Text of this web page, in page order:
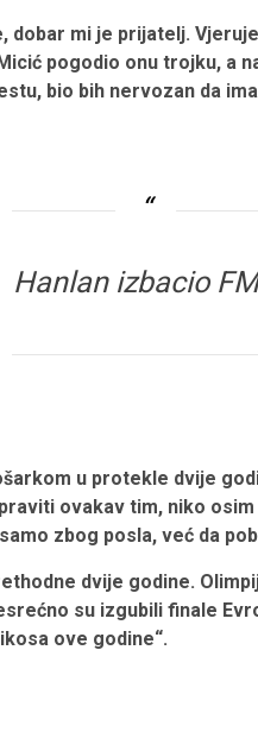
dobar mi je prijatelj.
pogodio onu trojku, a
bio bih nervozan da
Hanlan izbacio
u protekle dvije
ovakav tim, niko
zbog posla, već da
dvije godine.
su izgubili finale
ove godine“.